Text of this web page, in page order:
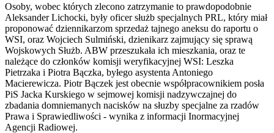
Osoby, wobec których zlecono zatrzymanie to prawdopodobnie
Aleksander Lichocki, były oficer służb specjalnych PRL, który miał
proponować dziennikarzom sprzedaż tajnego aneksu do raportu o
WSI, oraz Wojciech Sulmiński, dzienikarz zajmujący się sprawą
Wojskowych Służb. ABW przeszukała ich mieszkania, oraz te
należące do członków komisji weryfikacyjnej WSI: Leszka
Pietrzaka i Piotra Bączka, byłego asystenta Antoniego
Macierewicza. Piotr Bączek jest obecnie współpracownikiem posła
PiS Jacka Kurskiego w sejmowej komisji nadzywczajnej do
zbadania domniemanych nacisków na słuzby specjalne za rzadów
Prawa i Sprawiedliwości - wynika z informacji Inormacyjnej
Agencji Radiowej.